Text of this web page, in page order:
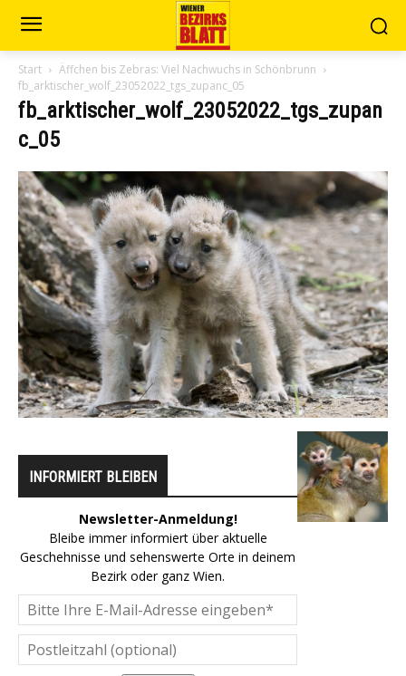
Start
Äffchen bis Zebras: Viel Nachwuchs in Schönbrunn
fb_arktischer_wolf_23052022_tgs_zupanc_05
fb_arktischer_wolf_23052022_tgs_zupan
c_05
INFORMIERT BLEIBEN
Newsletter-Anmeldung!
Bleibe immer informiert über aktuelle
Geschehnisse und sehenswerte Orte in deinem
Bezirk oder ganz Wien.